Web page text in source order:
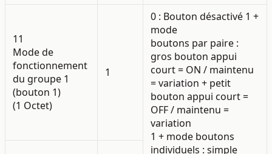
11
Mode de
fonctionnement
du groupe 1
(bouton 1)
(1 Octet)
1
0 : Bouton désactivé 1 +
mode
boutons par paire :
gros bouton appui
court = ON / maintenu
= variation + petit
bouton appui court =
OFF / maintenu =
variation
1 + mode boutons
individuels : simple